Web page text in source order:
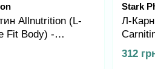
Allnutrition (L-
Fit Body) -
для контроля
Stark
Л-
600mg
312